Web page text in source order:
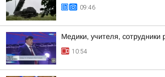
09:46
Медики, учителя, сотрудники
10:54